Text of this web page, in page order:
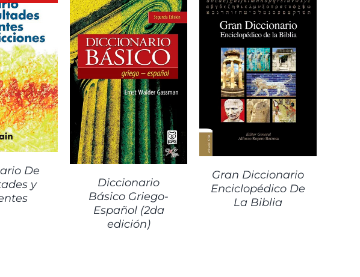
De
y
Diccionario
Básico Griego-
Español (2da
edición)
DETALLES
Gran Diccionario
Enciclopédico De
La Biblia